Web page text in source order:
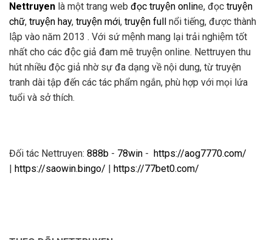
Nettruyen là một trang web đọc truyện online, đọc truyện
chữ, truyện hay, truyện mới, truyện full nổi tiếng, được thành
lập vào năm 2013 . Với sứ mệnh mang lại trải nghiệm tốt
nhất cho các độc giả đam mê truyện online. Nettruyen thu
hút nhiều độc giả nhờ sự đa dạng về nội dung, từ truyện
tranh dài tập đến các tác phẩm ngắn, phù hợp với mọi lứa
tuổi và sở thích.
Đối tác Nettruyen: 888b - 78win - https://aog7770.com/
| https://saowin.bingo/ | https://77bet0.com/